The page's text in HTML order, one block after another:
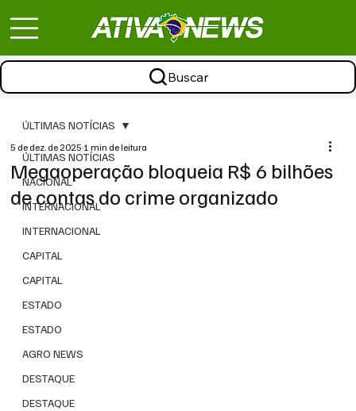
Buscar
ÚLTIMAS NOTÍCIAS
NACIONAL
INTERNACIONAL
INTERNACIONAL
CAPITAL
CAPITAL
ESTADO
ESTADO
AGRO NEWS
DESTAQUE
DESTAQUE
ÚLTIMAS NOTÍCIAS
Megaoperação bloqueia R$ 6 bilhões
de contas do crime organizado
5 de dez. de 20251 min de leitura